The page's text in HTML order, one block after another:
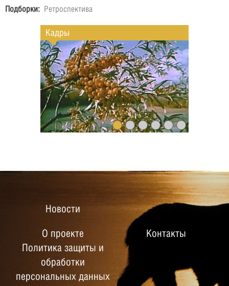
Подборки: Ретроспектива
Кадры
Новости
О проекте
Контакты
Политика защиты и
обработки
персональных данных